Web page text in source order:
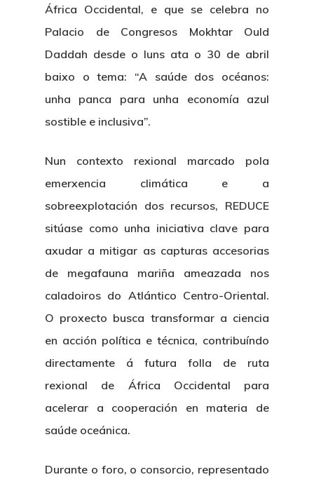
África Occidental, e que se celebra no
Palacio de Congresos Mokhtar Ould
Daddah desde o luns ata o 30 de abril
baixo o tema: “A saúde dos océanos:
unha panca para unha economía azul
sostible e inclusiva”.
Nun contexto rexional marcado pola
emerxencia climática e a
sobreexplotación dos recursos, REDUCE
sitúase como unha iniciativa clave para
axudar a mitigar as capturas accesorias
de megafauna mariña ameazada nos
caladoiros do Atlántico Centro-Oriental.
O proxecto busca transformar a ciencia
en acción política e técnica, contribuíndo
directamente á futura folla de ruta
rexional de África Occidental para
acelerar a cooperación en materia de
saúde oceánica.
Durante o foro, o consorcio, representado